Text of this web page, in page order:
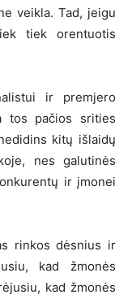
veikla. Tad, jeigu
tiek orentuotis
ir premjero
tos pačios srities
kitų išlaidų
nes galutinės
ir įmonei
rinkos dėsnius ir
kad žmonės
kad žmonės